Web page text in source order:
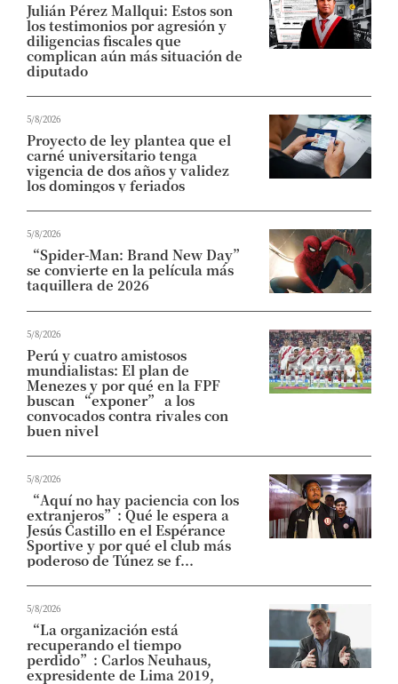
Julián Pérez Mallqui: Estos son
los testimonios por agresión y
diligencias fiscales que
complican aún más situación de
diputado
5/8/2026
Proyecto de ley plantea que el
carné universitario tenga
vigencia de dos años y validez
los domingos y feriados
5/8/2026
“Spider-Man: Brand New Day”
se convierte en la película más
taquillera de 2026
5/8/2026
Perú y cuatro amistosos
mundialistas: El plan de
Menezes y por qué en la FPF
buscan “exponer” a los
convocados contra rivales con
buen nivel
5/8/2026
“Aquí no hay paciencia con los
extranjeros”: Qué le espera a
Jesús Castillo en el Espérance
Sportive y por qué el club más
poderoso de Túnez se f...
5/8/2026
“La organización está
recuperando el tiempo
perdido”: Carlos Neuhaus,
expresidente de Lima 2019,